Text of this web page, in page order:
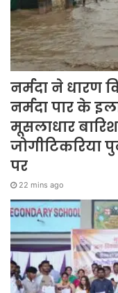
नर्मदा ने धारण
नर्मदा पार के
मूसलाधार
जोगीटिकरिया
पर
22 mins ago